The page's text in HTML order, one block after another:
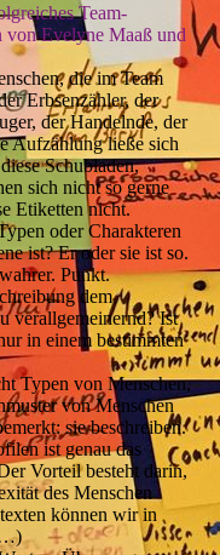
Team-
Evelyne Maaß und
die im Team
Erbsenzähler, der
der Handelnde, der
Aufzählung ließe sich
Schubladen,
sich nicht so gerne
Etiketten nicht.
oder Charakteren
ist? Er oder sie ist so.
Punkt.
dem
verallgemeinernd? Ist
in einem bestimmten
Typen von Menschen,
von Menschen
sie beschreiben.
ist genau das
Vorteil besteht darin,
des Menschen
können wir in